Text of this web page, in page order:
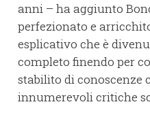
anni – ha aggiunto
perfezionato e
esplicativo che è
completo finendo per
stabilito di conoscenze
innumerevoli critiche